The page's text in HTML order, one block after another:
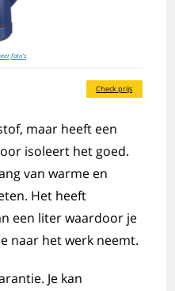
foto's
Check prijs
maar heeft een
isoleert het goed.
van warme en
Het heeft
een liter waardoor je
naar het werk neemt.
Je kan